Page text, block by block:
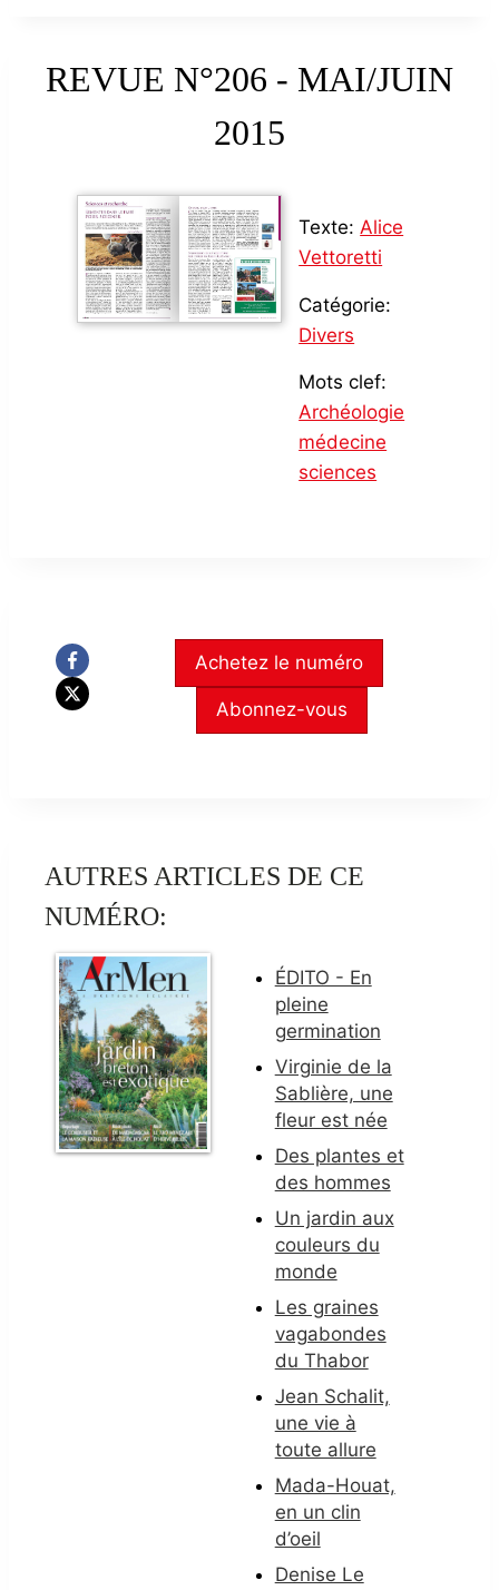
REVUE N°206 - MAI/JUIN
2015
Texte: Alice
Vettoretti
Catégorie:
Divers
Mots clef:
Archéologie
médecine
sciences
Achetez le numéro
Abonnez-vous
AUTRES ARTICLES DE CE
NUMÉRO:
ÉDITO - En
pleine
germination
Virginie de la
Sablière, une
fleur est née
Des plantes et
des hommes
Un jardin aux
couleurs du
monde
Les graines
vagabondes
du Thabor
Jean Schalit,
une vie à
toute allure
Mada-Houat,
en un clin
d’oeil
Denise Le